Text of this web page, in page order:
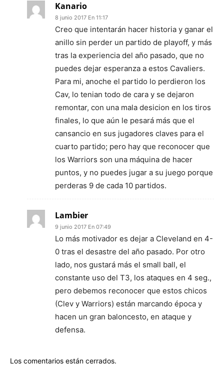
Kanario
8 junio 2017 En 11:17
Creo que intentarán hacer historia y ganar el
anillo sin perder un partido de playoff, y más
tras la experiencia del año pasado, que no
puedes dejar esperanza a estos Cavaliers.
Para mi, anoche el partido lo perdieron los
Cav, lo tenian todo de cara y se dejaron
remontar, con una mala desicion en los tiros
finales, lo que aún le pesará más que el
cansancio en sus jugadores claves para el
cuarto partido; pero hay que reconocer que
los Warriors son una máquina de hacer
puntos, y no puedes jugar a su juego porque
perderas 9 de cada 10 partidos.
Lambier
9 junio 2017 En 07:49
Lo más motivador es dejar a Cleveland en 4-
0 tras el desastre del año pasado. Por otro
lado, nos gustará más el small ball, el
constante uso del T3, los ataques en 4 seg.,
pero debemos reconocer que estos chicos
(Clev y Warriors) están marcando época y
hacen un gran baloncesto, en ataque y
defensa.
Los comentarios están cerrados.